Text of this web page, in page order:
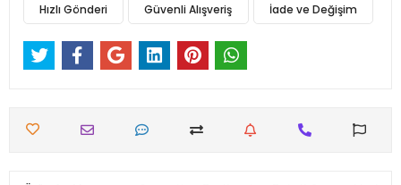
Hızlı Gönderi Güvenli Alışveriş İade ve Değişim